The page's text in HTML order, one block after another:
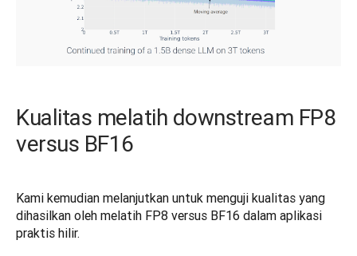
Kualitas melatih downstream FP8
versus BF16
Kami kemudian melanjutkan untuk menguji kualitas yang
dihasilkan oleh melatih FP8 versus BF16 dalam aplikasi
praktis hilir.